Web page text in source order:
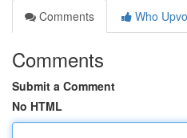
Comments
Who
Comments
Submit a Comment
No HTML